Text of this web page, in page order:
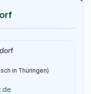
in Thüringen)